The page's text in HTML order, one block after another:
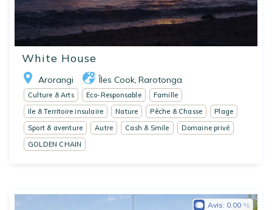
White House
Arorangi Îles Cook Rarotonga
Culture & Arts Eco-Responsable
Famille
Ile & Territoire insulaire
Nature Pêche & Chasse
Plage
Sport & aventure
Autre Cash & Smile
Domaine privé
GOLDEN CHAIN
Avis: 0.00